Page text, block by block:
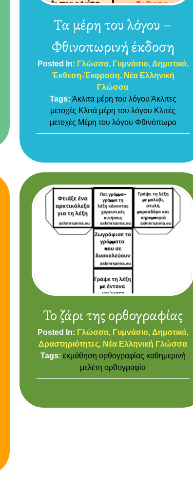
Τα μέρη του λόγου –
Φθινοπωρινή έκδοση
Posted In: Γλώσσα Γυμνάσιο Δημοτικό
Έκθεση-Έκφραση
Νέα Ελληνική
Γλώσσα
Tags: Άκλιτα μέρη του λόγου Άκλιτες
μετοχές Κλιτά μέρη του λόγου Κλιτές
μετοχές Μέρη του λόγου Φθινόπωρο
Το ζάρι της ορθογραφίας
Posted In: Γλώσσα Γυμνάσιο Δημοτικό
Δραστηριότητες
Νέα Ελληνική Γλώσσα
Tags: εκμάθηση ορθογραφίας καθημερινή
μελέτη ορθογραφία